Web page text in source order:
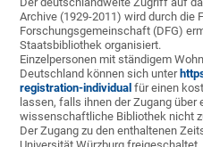
Archive (1929-2011) wird durch die
Forschungsgemeinschaft (DFG)
Staatsbibliothek organisiert.
Einzelpersonen mit ständigem
Deutschland können sich unter
registration-individual für einen
lassen, falls ihnen der Zugang über
wissenschaftliche Bibliothek nicht
Der Zugang zu den enthaltenen